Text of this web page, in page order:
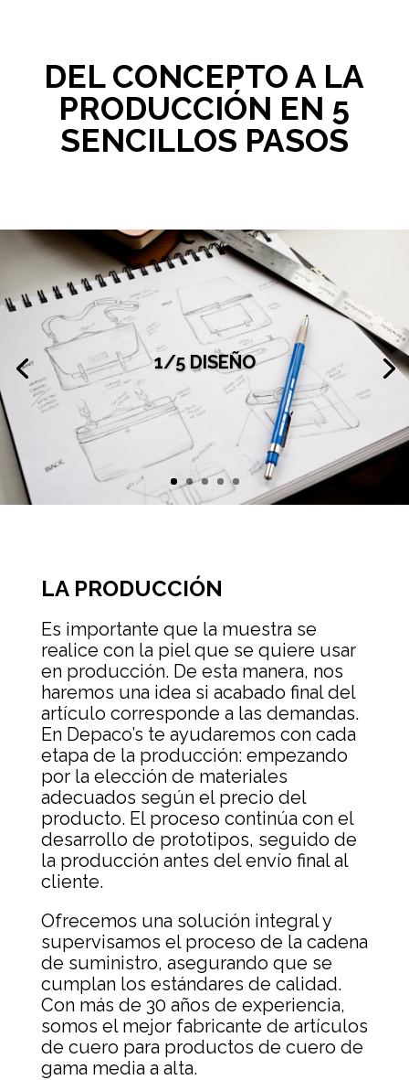
DEL CONCEPTO A LA
PRODUCCIÓN EN 5
SENCILLOS PASOS
1/5 DISEÑO
LA PRODUCCIÓN
Es importante que la muestra se
realice con la piel que se quiere usar
en producción. De esta manera, nos
haremos una idea si acabado final del
artículo corresponde a las demandas.
En Depaco’s te ayudaremos con cada
etapa de la producción: empezando
por la elección de materiales
adecuados según el precio del
producto. El proceso continúa con el
desarrollo de prototipos, seguido de
la producción antes del envío final al
cliente.
Ofrecemos una solución integral y
supervisamos el proceso de la cadena
de suministro, asegurando que se
cumplan los estándares de calidad.
Con más de 30 años de experiencia,
somos el mejor fabricante de artículos
de cuero para productos de cuero de
gama media a alta.